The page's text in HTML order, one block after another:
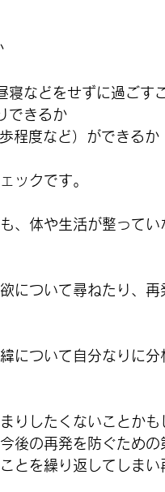
寝などをせずに過ごす
できるか
程度など）ができるか
ックです。
、体や生活が整って
について尋ねたり、
について自分なりに
りしたくないことか
後の再発を防ぐため
とを繰り返してしま